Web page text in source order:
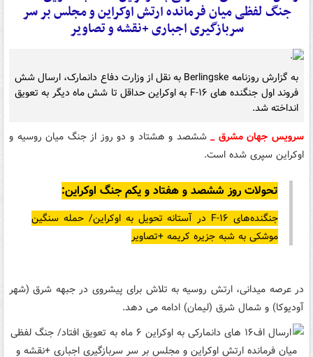
جنگ لفظی میان فرمانده ارتش اوکراین و مجلس بر سر
سربازگیری اجباری +نقشه و تصاویر
به گزارش روزنامه Berlingske به نقل از وزارت دفاع دانمارک، ارسال شش
فروند اول جنگنده های F-۱۶ به اوکراین حداقل تا شش ماه دیگر به تعویق
انداخته شد.
سرویس جهان مشرق _ششصد و هشتاد و دو روز از جنگ میان روسیه و
اوکراین سپری شده است.
تحولات روز ششصد و هفتاد و یکم جنگ اوکراین:
جنگنده‌های F-۱۶ در آستانه تحویل به اوکراین/ حمله سنگین
موشکی به شبه جزیره کریمه +تصاویر
در عرصه میدانی، ارتش روسیه به تلاش برای پیشروی در جبهه شرق (شهر
آودیوکا) و شمال شرق (لیمان) ادامه می دهد.